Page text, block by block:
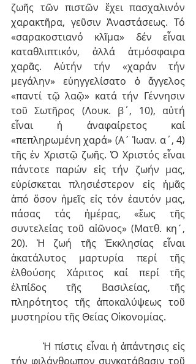
ζωῆς τῶν πιστῶν ἔχει πασχαλινόν
χαρακτῆρα, γεῦσιν Ἀναστάσεως. Τό
«σαρακοστιανό κλῖμα» δέν εἶναι
καταθλιπτικόν, ἀλλά ἀτμόσφαιρα
χαρᾶς. Αὐτήν τήν «χαράν τήν
μεγάλην» εὐηγγελίσατο ὁ ἄγγελος
«παντί τῷ λαῷ» κατά τήν Γέννησιν
τοῦ Σωτῆρος (Λουκ. β΄, 10), αὐτή
εἶναι ἡ ἀναφαίρετος καί
«πεπληρωμένη χαρά» (Α´ Ἰωαν. α΄, 4)
τῆς ἐν Χριστῷ ζωῆς. Ὁ Χριστός εἶναι
πάντοτε παρών εἰς τήν ζωήν μας,
εὑρίσκεται πλησιέστερον εἰς ἡμᾶς
ἀπό ὅσον ἡμεῖς εἰς τόν ἑαυτόν μας,
πάσας τάς ἡμέρας, «ἕως τῆς
συντελείας τοῦ αἰῶνος» (Ματθ. κη´,
20). Ἡ ζωή τῆς Ἐκκλησίας εἶναι
ἀκατάλυτος μαρτυρία περί τῆς
ἐλθούσης Χάριτος καί περί τῆς
ἐλπίδος τῆς Βασιλείας, τῆς
πληρότητος τῆς ἀποκαλύψεως τοῦ
μυστηρίου τῆς Θείας Οἰκονομίας.
         Ἡ πίστις εἶναι ἡ ἀπάντησις εἰς
τήν φιλάνθρωπον συγκατάβασιν τοῦ